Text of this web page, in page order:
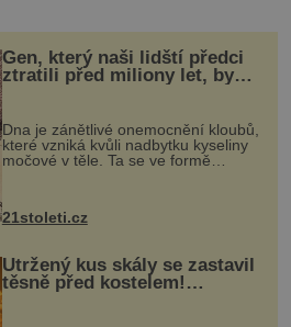
Gen, který naši lidští předci
ztratili před miliony let, by
mohl pomoci s léčbou
„nemoci králů“
Dna je zánětlivé onemocnění kloubů,
které vzniká kvůli nadbytku kyseliny
močové v těle. Ta se ve formě
nohou, a způsobuje bole...
21stoleti.cz
Utržený kus skály se zastavil
těsně před kostelem!
Ochránila ho boží síla?